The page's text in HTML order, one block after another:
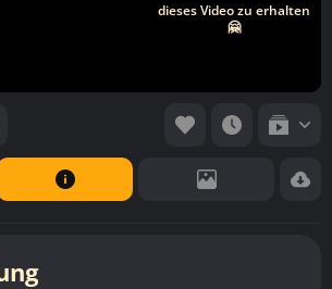
dieses Video zu erhalten
🤗